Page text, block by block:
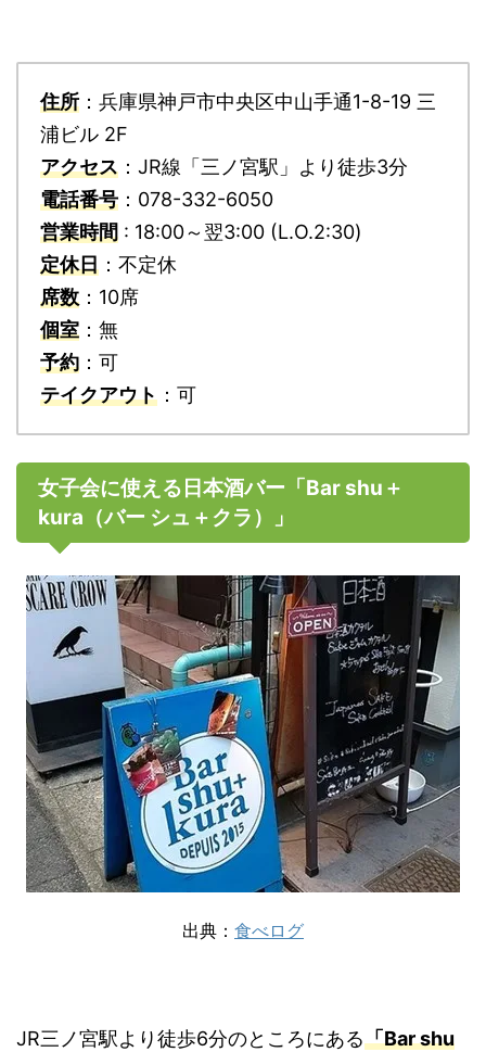
住所 ：兵庫県神戸市中央区中山手通1-8-19 三
浦ビル 2F
アクセス ：JR線「三ノ宮駅」より徒歩3分
電話番号 ：078-332-6050
営業時間 : 18:00～翌3:00 (L.O.2:30)
定休日 ：不定休
席数 ：10席
個室 ：無
予約 ：可
テイクアウト ：可
女子会に使える日本酒バー「Bar shu＋
kura（バー シュ＋クラ）」
出典： 食べログ
JR三ノ宮駅より徒歩6分のところにある「Bar shu